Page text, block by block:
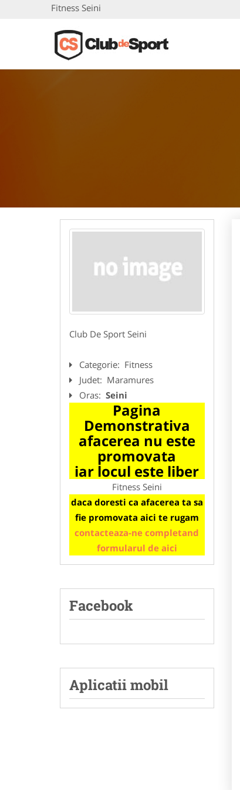
Fitness Seini
Club De Sport Seini
Categorie: Fitness
Judet: Maramures
Oras: Seini
Pagina
Demonstrativa
afacerea nu este
promovata
iar locul este liber
Fitness Seini
daca doresti ca afacerea ta sa
fie promovata aici te rugam
contacteaza-ne completand
formularul de aici
Facebook
Aplicatii mobil